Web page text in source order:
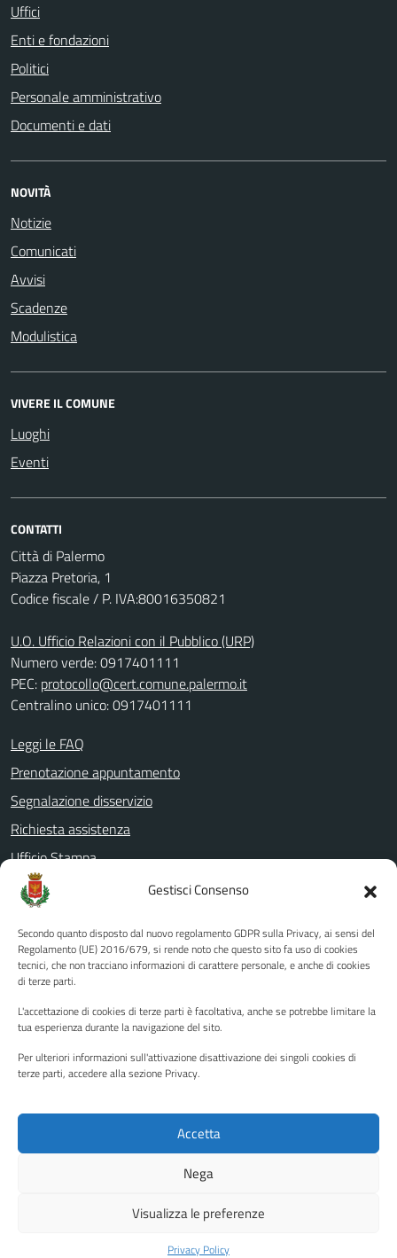
Gestisci Consenso
Secondo quanto disposto dal nuovo regolamento GDPR sulla Privacy, ai sensi del
Regolamento (UE) 2016/679, si rende noto che questo sito fa uso di cookies
tecnici, che non tracciano informazioni di carattere personale, e anche di cookies
di terze parti.
L'accettazione di cookies di terze parti è facoltativa, anche se potrebbe limitare la
tua esperienza durante la navigazione del sito.
Per ulteriori informazioni sull'attivazione disattivazione dei singoli cookies di
terze parti, accedere alla sezione Privacy.
Accetta
Nega
Visualizza le preferenze
Privacy Policy
Uffici
Enti e fondazioni
Politici
Personale amministrativo
Documenti e dati
NOVITÀ
Notizie
Comunicati
Avvisi
Scadenze
Modulistica
VIVERE IL COMUNE
Luoghi
Eventi
CONTATTI
Città di Palermo
Piazza Pretoria, 1
Codice fiscale / P. IVA:80016350821
U.O. Ufficio Relazioni con il Pubblico (URP)
Numero verde: 0917401111
PEC: protocollo@cert.comune.palermo.it
Centralino unico: 0917401111
Leggi le FAQ
Prenotazione appuntamento
Segnalazione disservizio
Richiesta assistenza
Ufficio Stampa
Amministrazione Trasparente
Albo pretorio
Informativa privacy
Note legali
Piano di miglioramento del sito
Instagram